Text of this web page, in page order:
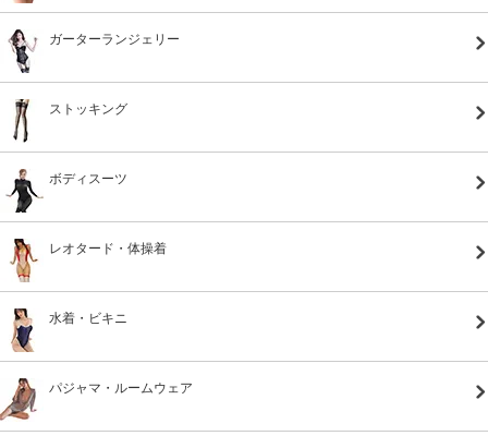
ガーターランジェリー
ストッキング
ボディスーツ
レオタード・体操着
水着・ビキニ
パジャマ・ルームウェア